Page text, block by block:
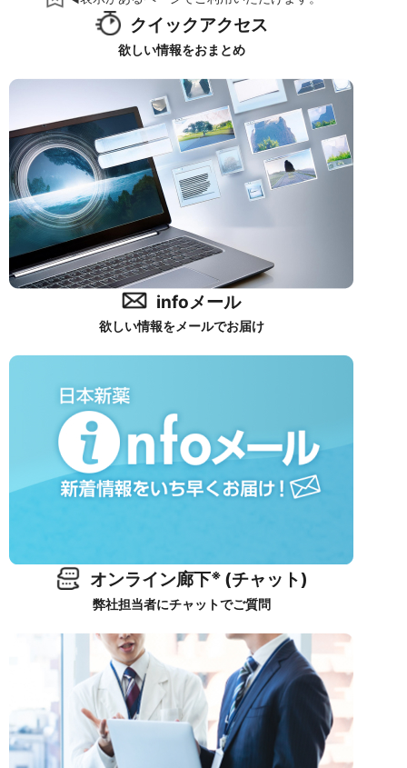
クイックアクセス
欲しい情報をおまとめ
infoメール
欲しい情報をメールでお届け
オンライン廊下※ (チャット)
弊社担当者にチャットでご質問